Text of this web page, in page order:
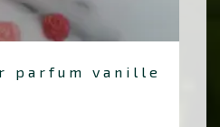
parfum vanille